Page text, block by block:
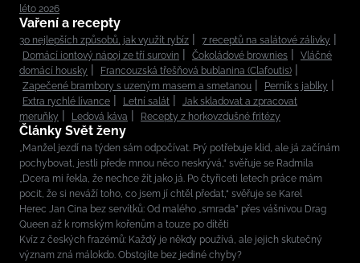
léto 2026
Vaření a recepty
30 nejlepších způsobů, jak využít rybíz
7 receptů na salátové zálivky
Domácí iontový nápoj ze tří surovin
Čokoládové brownies
Vláčné
domácí housky
Francouzská třešňová bublanina (Clafoutis)
Zapečené brambory s uzeným masem a smetanou
Perník s jablky
Extra rychlé lívance
Letní salát
Jak skladovat a zpracovat
meruňky
Ledová káva Recepty z horkovzdušné fritézy
Články Svět ženy
„Manžel jezdí na týden sám odpočívat. Prý potřebuje klid, ale já začínám
pochybovat, jestli přede mnou něco neskrývá,“ svěřuje se Radmila
„Dcera mi řekla, že nechce žít jako já. Po čtyřiceti letech práce mám
pocit, že si neváží toho, co jsem jí chtěl předat,“ svěřuje se Karel
Herec Jan Cina bez servítků: Od malého „smrada” přes vášnivou Drag
Queen až k romským kořenům a touze po dítěti
Kvíz z českých frazémů: Každý je někdy používá, ale jejich skutečný
význam zná málokdo. Obstojíte bez jediné chyby?